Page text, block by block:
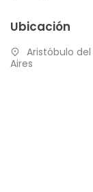
Ubicación
Aristóbulo del
Aires